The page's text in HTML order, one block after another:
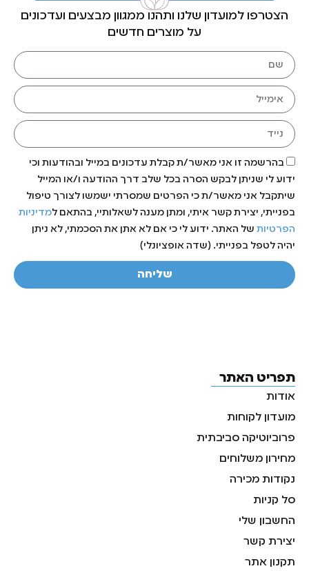
הצטרפו למועדון שלנו ותהנו ממגוון מבצעים ועדכונים
על מוצרים חדשים
בהרשמה זו אני מאשר/ת קבלת עדכונים במייל ובהודעות וכי
ידוע לי שניתן לבקש הסרה בכל שלב דרך ההודעה ו/או המייל
שיתקבל אני מאשר/ת כי הפרטים שמסרתי ישמשו לצורך טיפול
בפנייתי, יצירת קשר איתי, ומתן מענה לשאלותיי, בהתאם למדיניות
הפרטיות של האתר. ידוע לי כי אם לא אתן את הסכמתי, לא ניתן
יהיה לטפל בפנייתי. (שדה אופציונלי)
שליחה
תפריט האתר
אודות
מועדון לקוחות
פרוביוטיקה סביבתית
מחירון משלוחים
נקודות מכירה
סל קניות
החשבון שלי
יצירת קשר
תקנון אתר